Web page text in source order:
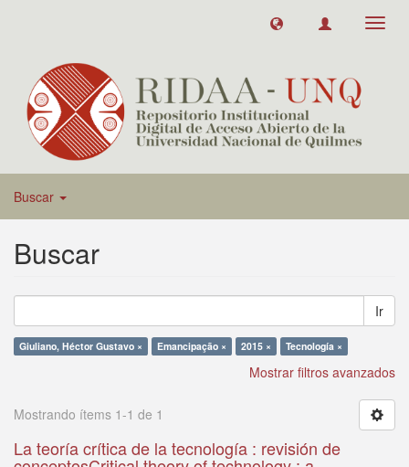
Buscar
Buscar
Ir
Giuliano, Héctor Gustavo × Emancipação × 2015 × Tecnología ×
Mostrar filtros avanzados
Mostrando ítems 1-1 de 1
La teoría crítica de la tecnología : revisión de